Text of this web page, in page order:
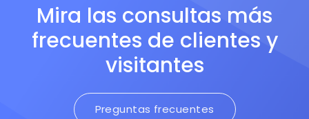
Mira las consultas más
frecuentes de clientes y
visitantes
Preguntas frecuentes